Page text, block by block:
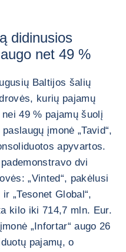
didinusios
net 49 %
Baltijos šalių
kurių pajamų
49 % pajamų šuolį
įmonė „Tavid“,
apyvartos.
dvi
„Vinted“, pakėlusi
„Tesonet Global“,
kilo iki 714,7 mln. Eur.
„Infortar“ augo 26
pajamų, o